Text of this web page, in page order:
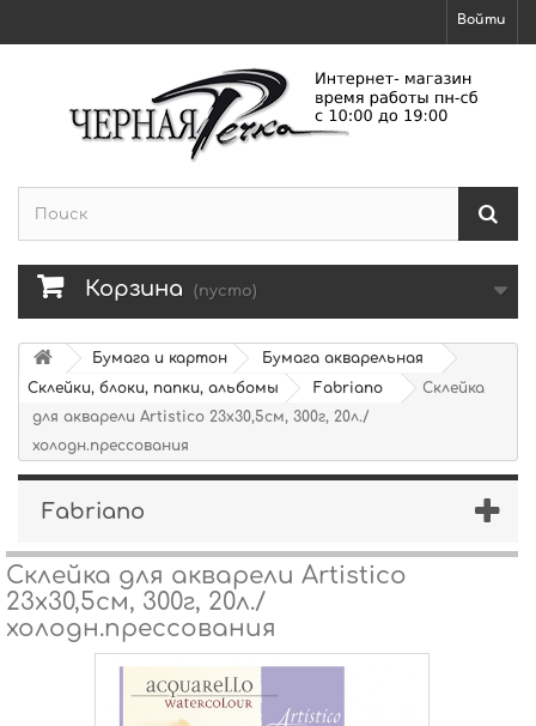
Войти
Корзина (пусто)
Бумага и картон
Бумага акварельная
Склейки, блоки, папки, альбомы
Fabriano
Склейка
для акварели Artistico 23х30,5см, 300г, 20л./
холодн.прессования
Fabriano
Склейка для акварели Artistico
23х30,5см, 300г, 20л./
холодн.прессования